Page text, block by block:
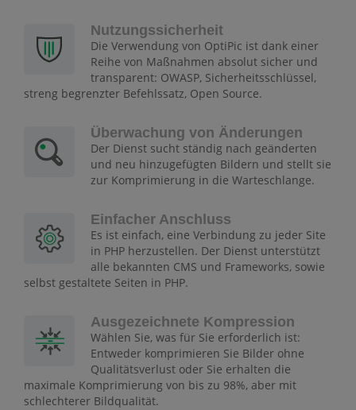
Nutzungssicherheit
Die Verwendung von OptiPic ist dank einer
Reihe von Maßnahmen absolut sicher und
transparent: OWASP, Sicherheitsschlüssel,
streng begrenzter Befehlssatz, Open Source.
Überwachung von Änderungen
Der Dienst sucht ständig nach geänderten
und neu hinzugefügten Bildern und stellt sie
zur Komprimierung in die Warteschlange.
Einfacher Anschluss
Es ist einfach, eine Verbindung zu jeder Site
in PHP herzustellen. Der Dienst unterstützt
alle bekannten CMS und Frameworks, sowie
selbst gestaltete Seiten in PHP.
Ausgezeichnete Kompression
Wählen Sie, was für Sie erforderlich ist:
Entweder komprimieren Sie Bilder ohne
Qualitätsverlust oder Sie erhalten die
maximale Komprimierung von bis zu 98%, aber mit
schlechterer Bildqualität.